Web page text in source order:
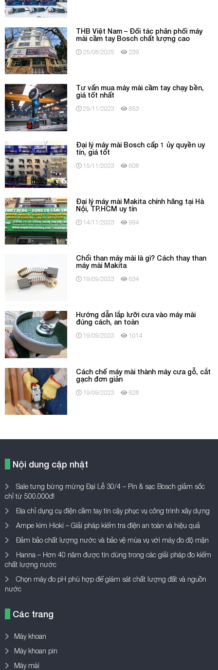
THB Việt Nam – Đối tác phân phối máy
mài cầm tay Bosch chất lượng cao
25/08/2025 239
Tư vấn mua máy mài cầm tay chạy bền,
giá tốt nhất
29/11/2023 653
Đại lý máy mài Bosch cấp 1 ủy quyền uy
tín, giá tốt
15/11/2023 608
Đại lý máy mài Makita chính hãng tại Hà
Nội, TP.HCM uy tín
14/11/2023 994
Chổi than máy mài là gì? Cách thay than
máy mài Makita
19/09/2023 634
Hướng dẫn lắp lưỡi cưa vào máy mài
đúng cách, an toàn
19/09/2023 1014
Cách chế máy mài thành máy cưa gỗ, cắt
gạch đơn giản
19/09/2023 628
Nội dung cập nhật
Sale tưng bừng mừng Đại Lễ 30/4 – Pin & sạc Bosch giảm sốc
chỉ từ 500.000đ!
Địa chỉ dụng cụ điện cầm tay tin cậy phục vụ công trình xây dựng
Ampe kìm Hioki – Giải pháp kiểm tra điện an toàn và hiệu quả
Đảm bảo chất lượng nước và bảo vệ mùa vụ với máy đo độ mặn
Hanna – Hơn 40 năm được tin dùng trong các giải pháp đo kiểm
chất lượng nước
Chọn máy đo pH phù hợp để giám sát chất lượng đất và nguồn
nước
Các trang
Máy khoan
Máy khoan pin
Máy mài